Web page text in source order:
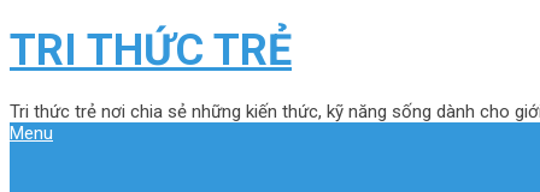
TRI THỨC TRẺ
Tri thức trẻ nơi chia sẻ những kiến thức, kỹ năng sống dành cho
Menu